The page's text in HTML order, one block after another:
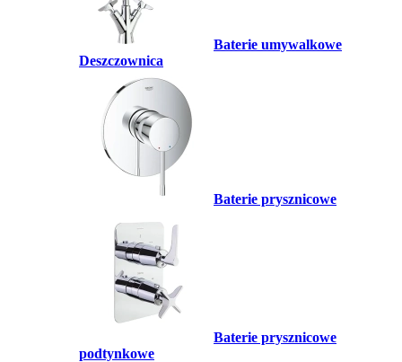
Baterie umywalkowe
Deszczownica
Baterie prysznicowe
Baterie prysznicowe
podtynkowe